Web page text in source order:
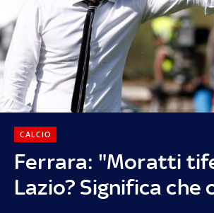
Ferrara: "Moratti
Lazio? Significa che
CALCIO